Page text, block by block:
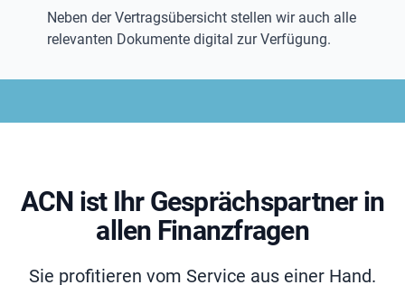
Neben der Vertragsübersicht stellen wir auch alle
relevanten Dokumente digital zur Verfügung.
ACN ist Ihr Gesprächspartner in
allen Finanzfragen
Sie profitieren vom Service aus einer Hand.